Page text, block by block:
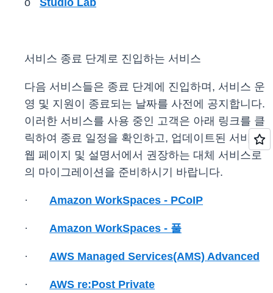
o Studio Lab
서비스 종료 단계로 진입하는 서비스
다음 서비스들은 종료 단계에 진입하며, 서비스 운
영 및 지원이 종료되는 날짜를 사전에 공지합니다.
이러한 서비스를 사용 중인 고객은 아래 링크를 클
릭하여 종료 일정을 확인하고, 업데이트된 서비스
웹 페이지 및 설명서에서 권장하는 대체 서비스로
의 마이그레이션을 준비하시기 바랍니다.
· Amazon WorkSpaces - PCoIP
· Amazon WorkSpaces - 풀
· AWS Managed Services(AMS) Advanced
· AWS re:Post Private